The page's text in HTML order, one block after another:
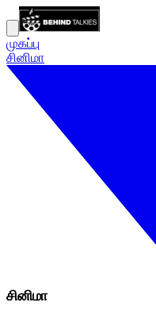
முகப்பு
சினிமா
சினிமா